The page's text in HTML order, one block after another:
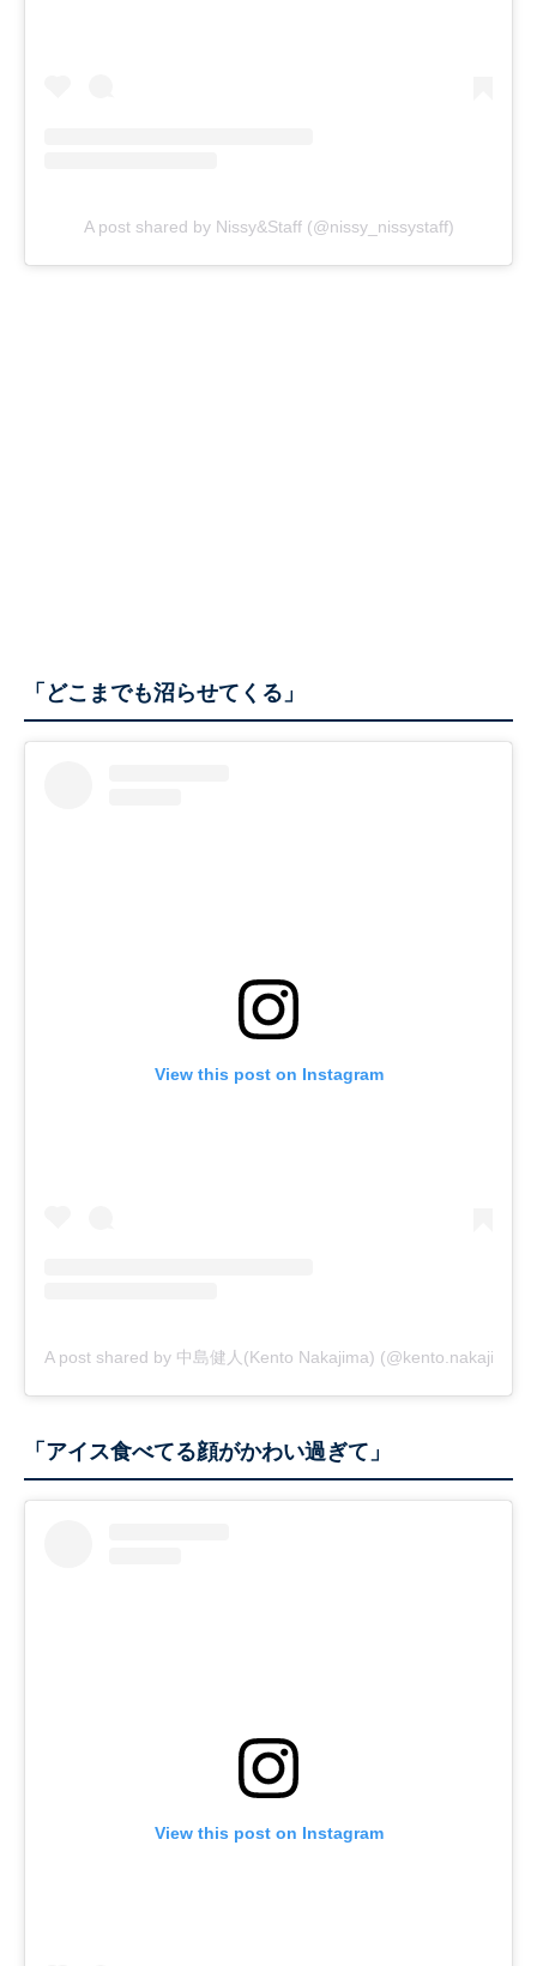
A post shared by Nissy&Staff (@nissy_nissystaff)
「どこまでも沼らせてくる」
View this post on Instagram
A post shared by 中島健人(Kento Nakajima)
「アイス食べてる顔がかわい過ぎて」
View this post on Instagram